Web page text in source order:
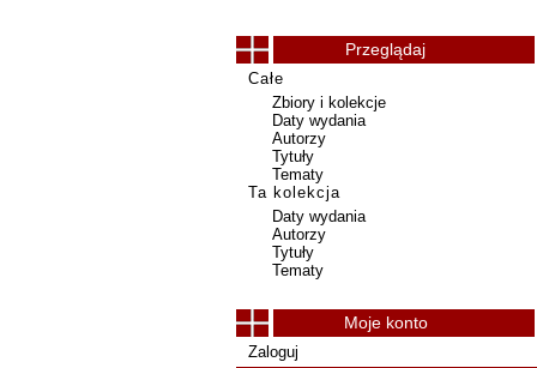
Przeglądaj
Całe
Zbiory i kolekcje
Daty wydania
Autorzy
Tytuły
Tematy
Ta kolekcja
Daty wydania
Autorzy
Tytuły
Tematy
Moje konto
Zaloguj